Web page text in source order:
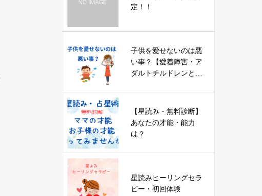
定！！
子供を愛せないのは悪
い事？【愛着障害・ア
ダルトチルドレンと育
【星読み・無料診断】
あなたの才能・能力
は？
星読みヒーリングセラ
ピー・初回体験